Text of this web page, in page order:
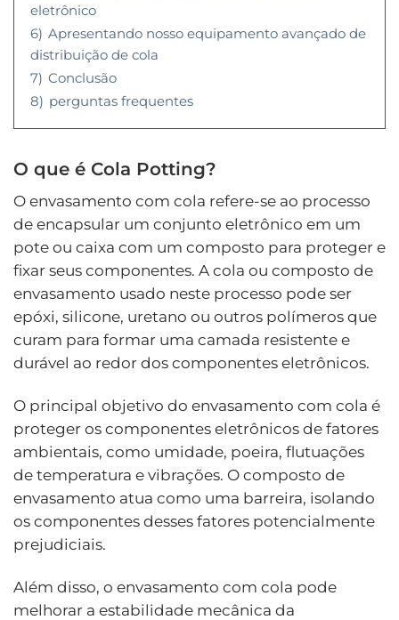
eletrônico
6) Apresentando nosso equipamento avançado de
distribuição de cola
7) Conclusão
8) perguntas frequentes
O que é Cola Potting?
O envasamento com cola refere-se ao processo
de encapsular um conjunto eletrônico em um
pote ou caixa com um composto para proteger e
fixar seus componentes. A cola ou composto de
envasamento usado neste processo pode ser
epóxi, silicone, uretano ou outros polímeros que
curam para formar uma camada resistente e
durável ao redor dos componentes eletrônicos.
O principal objetivo do envasamento com cola é
proteger os componentes eletrônicos de fatores
ambientais, como umidade, poeira, flutuações
de temperatura e vibrações. O composto de
envasamento atua como uma barreira, isolando
os componentes desses fatores potencialmente
prejudiciais.
Além disso, o envasamento com cola pode
melhorar a estabilidade mecânica da